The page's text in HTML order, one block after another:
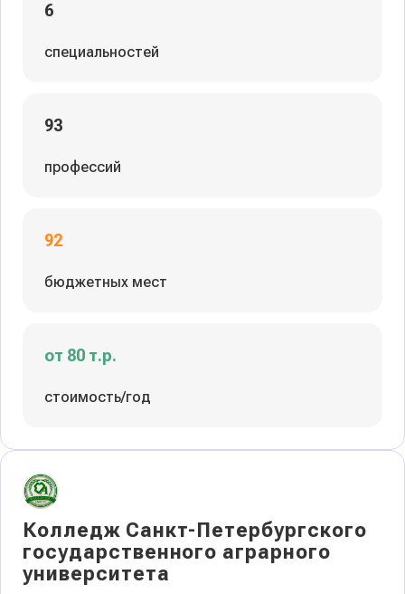
6
специальностей
93
профессий
92
бюджетных мест
от 80 т.р.
стоимость/год
Колледж Санкт-Петербургского
государственного аграрного
университета